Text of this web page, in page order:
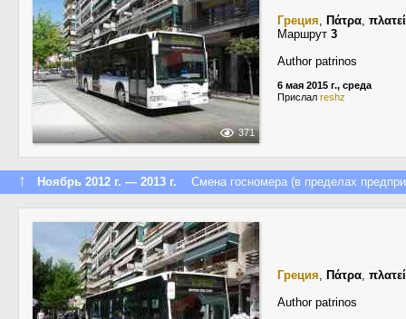
371
Греция, Πάτρα,
Маршрут 3
Author patrinos
6 мая 2015 г., среда
Прислал reshz
↑ Ноябрь 2012 г. — 2013 г. Смена госномера (в пределах
Греция, Πάτρα,
Author patrinos